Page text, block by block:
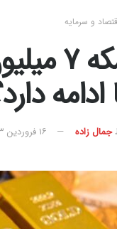
و سرمایه
چرا
جمال زاده ۱۶ فروردین ۱۴۰۳